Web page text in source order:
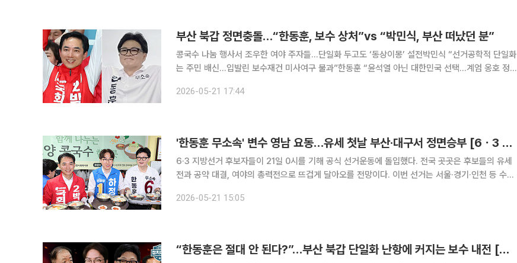
부산 북갑 정면충돌…“한동훈, 보수 상처”vs “박민식, 부산 떠났던 분”
콩국수 나눔 행사서 조우한 여야 주자들…단일화 두고도 ‘동상이몽’ 설전박민식 “선거공학적 단일화
는 주민 배신…입발린 보수재건 미사여구 불과”한동훈 “윤석열 아닌 대한민국 선택…계엄 옹호 정
로 꼽히는 부산 북구갑 국회의원 보궐선거에서 여권 후보 간의 감정
2026-05-21 17:44
'한동훈 무소속' 변수 영남 요동…유세 첫날 부산·대구서 정면승부 [6ㆍ3 선거 풍향계]
6·3 지방선거 후보자들이 21일 0시를 기해 공식 선거운동에 돌입했다. 전국 곳곳은 후보들의 유세
전과 공약 대결, 여야의 총력전으로 뜨겁게 달아오를 전망이다. 이번 선거는 서울·경기·인천 등 수도
부 출범 이후 처음 치러지는 전국 단위 선거라는 점에서 단순한 지
2026-05-21 15:05
“한동훈은 절대 안 된다?”…부산 북갑 단일화 난항에 커지는 보수 내전 [정치대학]